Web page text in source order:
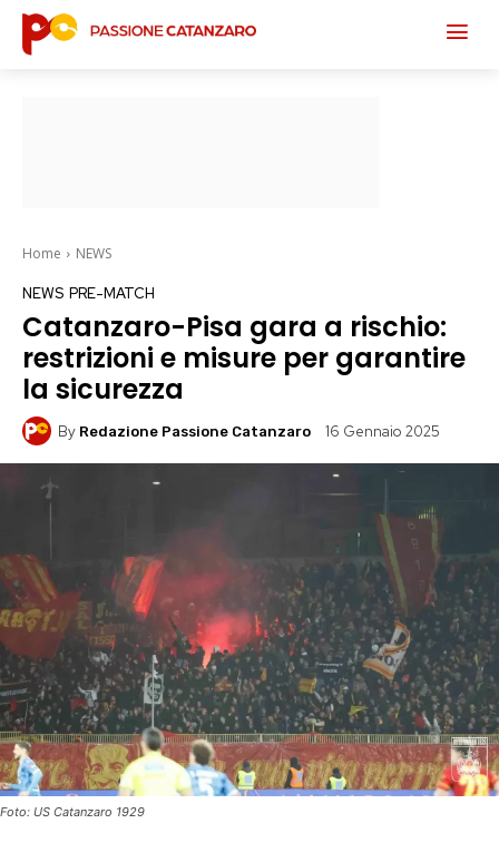
Home NEWS
NEWS PRE-MATCH
Catanzaro-Pisa gara a rischio:
restrizioni e misure per garantire
la sicurezza
By Redazione Passione Catanzaro 16 Gennaio 2025
Foto: US Catanzaro 1929